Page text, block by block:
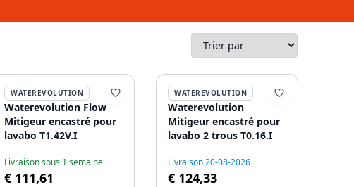
WATEREVOLUTION
Waterevolution Flow
Mitigeur encastré pour
lavabo T1.42V.I
Livraison sous 1 semaine
€ 111,61
WATEREVOLUTION
Waterevolution
Mitigeur encastré pour
lavabo 2 trous T0.16.I
Livraison 20-08-2026
€ 124,33